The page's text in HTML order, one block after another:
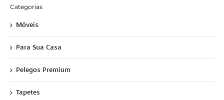
Categorias
Móveis
Para Sua Casa
Pelegos Premium
Tapetes